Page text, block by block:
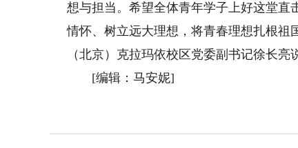
想与担当。希望全体青年学子上好这堂直
情怀、树立远大理想，将青春理想扎根祖
（北京）克拉玛依校区党委副书记徐长亮
[编辑：马安妮]